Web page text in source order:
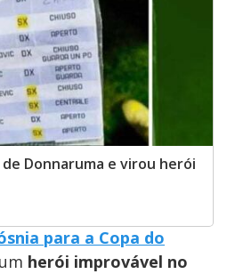
Donnaruma e virou herói
para a Copa do
herói improvável no